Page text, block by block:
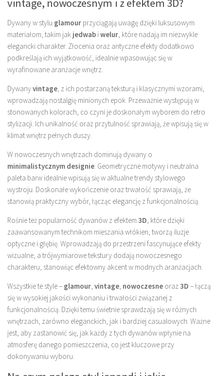
vintage, nowoczesnym i z efektem 3D?
Dywany w stylu glamour przyciągają uwagę dzięki luksusowym
materiałom, takim jak jedwab iwelur, które nadają im niezwykle
elegancki charakter. Złocenia oraz antyczne efekty dodatkowo
podkreślają ich wyjątkowość, idealnie wpasowując się w
wyrafinowane aranżacje wnętrz.
Dywanyvintage, z ich postarzaną teksturą i klasycznymi wzorami,
wprowadzają nostalgię minionych epok. Przeważnie występują w
stonowanych kolorach, co czyni je doskonałym wyborem do retro
stylizacji. Ich unikalność oraz przytulność sprawiają, że wpisują się w
klimat wnętrz pełnych duszy.
W nowoczesnych wnętrzach dominują dywany o
minimalistycznym designie. Geometryczne motywy i neutralna
paleta barw idealnie wpisują się w aktualne trendy stylowego
wystroju. Doskonałe wykończenie oraz trwałość sprawiają, że
stanowią praktyczny wybór, łącząc elegancję z funkcjonalnością.
Rośnie też popularność dywanów z efektem 3D, które dzięki
zaawansowanym technikom mieszania włókien, tworzą iluzje
optyczne i głębię. Wprowadzają do przestrzeni fascynujące efekty
wizualne, a trójwymiarowe tekstury dodają nowoczesnego
charakteru, stanowiąc efektowny akcent w modnych aranżacjach.
Wszystkie te style – glamour, vintage, nowoczesne oraz 3D – łączą
się w wysokiej jakości wykonaniu i trwałości związanej z
funkcjonalnością. Dzięki temu świetnie sprawdzają się w różnych
wnętrzach, zarówno eleganckich, jak i bardziej casualowych. Ważne
jest, aby zastanowić się, jak każdy z tych dywanów wpłynie na
atmosferę danego pomieszczenia, co jest kluczowe przy
dokonywaniu wyboru.